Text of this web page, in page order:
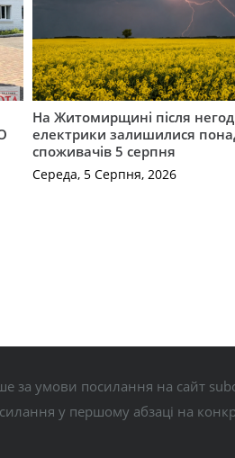
На Житомирщині після
електрики залишилися
споживачів 5 серпня
Середа, 5 Серпня, 2026
за умови посилання на сайт
у першому абзаці на